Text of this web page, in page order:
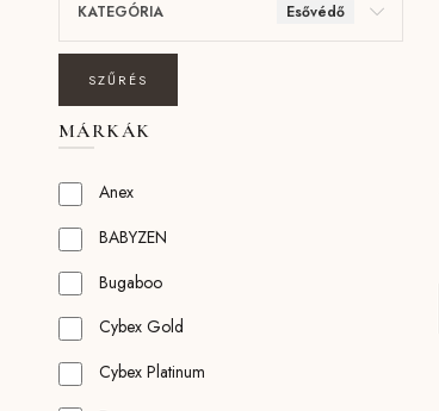
KATEGÓRIA Esővédő
SZŰRÉS
MÁRKÁK
Anex
BABYZEN
Bugaboo
Cybex Gold
Cybex Platinum